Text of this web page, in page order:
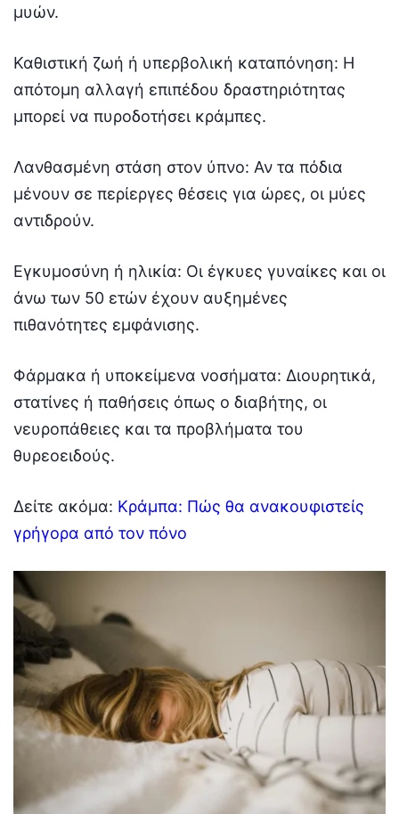
μυών.
Καθιστική ζωή ή υπερβολική καταπόνηση: Η
απότομη αλλαγή επιπέδου δραστηριότητας
μπορεί να πυροδοτήσει κράμπες.
Λανθασμένη στάση στον ύπνο: Αν τα πόδια
μένουν σε περίεργες θέσεις για ώρες, οι μύες
αντιδρούν.
Εγκυμοσύνη ή ηλικία: Οι έγκυες γυναίκες και οι
άνω των 50 ετών έχουν αυξημένες
πιθανότητες εμφάνισης.
Φάρμακα ή υποκείμενα νοσήματα: Διουρητικά,
στατίνες ή παθήσεις όπως ο διαβήτης, οι
νευροπάθειες και τα προβλήματα του
θυρεοειδούς.
Δείτε ακόμα: Κράμπα: Πώς θα ανακουφιστείς
γρήγορα από τον πόνο